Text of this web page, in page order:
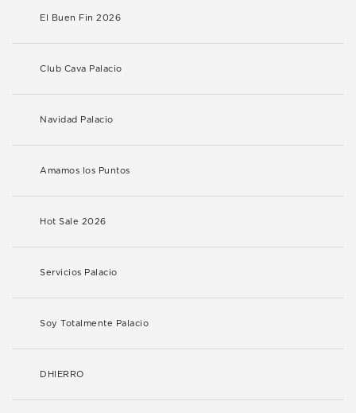
El Buen Fin 2026
Club Cava Palacio
Navidad Palacio
Amamos los Puntos
Hot Sale 2026
Servicios Palacio
Soy Totalmente Palacio
DHIERRO